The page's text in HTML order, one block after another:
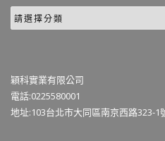
穎科實業有限公司
電話:0225580001
地址:103台北市大同區南京西路323-1